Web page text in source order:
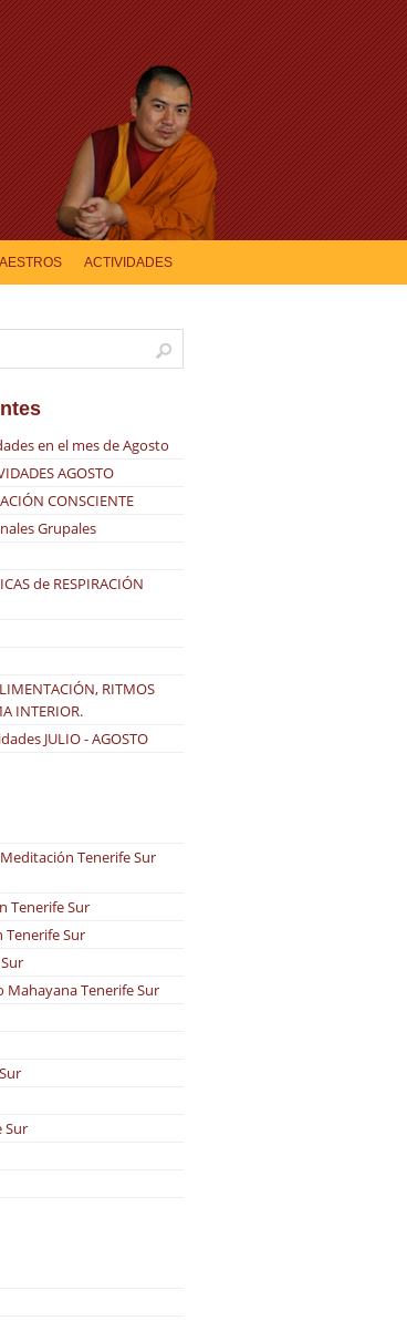
ACTIVIDADES
en el mes de Agosto
AGOSTO
CONSCIENTE
Grupales
de RESPIRACIÓN
RITMOS
INTERIOR.
JULIO - AGOSTO
Tenerife Sur
Tenerife Sur
Tenerife Sur
Mahayana Tenerife Sur
Sur